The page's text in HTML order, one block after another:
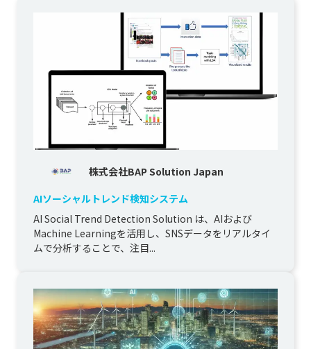
株式会社BAP Solution Japan
AIソーシャルトレンド検知システム
AI Social Trend Detection Solution は、AIおよび
Machine Learningを活用し、SNSデータをリアルタイ
ムで分析することで、注目...